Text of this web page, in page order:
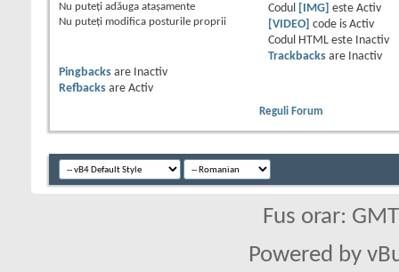
Nu puteţi adăuga ataşamente
Nu puteţi modifica posturile proprii
Codul
[IMG] este Activ
[VIDEO]
code is Activ
Codul HTML este
Inactiv
Trackbacksare
Inactiv
Pingbacks are
Inactiv
Refbacks are Activ
Reguli Forum
Fus orar:
Powered by